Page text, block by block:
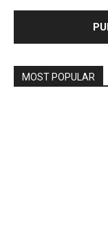
MOST POPULAR